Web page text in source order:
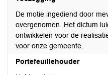
De motie ingediend door
overgenomen. Het dictum
ontwikkelen voor de
voor onze gemeente.
Portefeuillehouder